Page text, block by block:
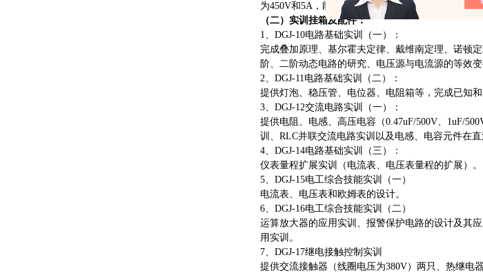
为450V和5A，能自动判别负载性质（感性显示“L"
（二）实训挂箱及配件：
1、DGJ-10电路基础实训（一）：
完成叠加原理、基尔霍夫定律、戴维南定理、诺顿
阶、二阶动态电路的研究、电压源与电流源的等效
2、DGJ-11电路基础实训（二）：
提供灯泡、稳压管、电位器、电阻箱等，完成已知
3、DGJ-12交流电路实训（一）：
提供电阻、电感、高压电容（0.47uF/500V、1uF/
训、RLC并联交流电路实训以及电感、电容元件在
4、DGJ-14电路基础实训（三）：
仪表量程扩展实训（电流表、电压表量程的扩展）。
5、DGJ-15电工综合技能实训（一）
电流表、电压表和欧姆表的设计。
6、DGJ-16电工综合技能实训（二）
运算放大器的应用实训、报警保护电路的设计及其
用实训。
7、DGJ-17继电接触控制实训
提供交流接触器（线圈电压为380V）两只、热继电